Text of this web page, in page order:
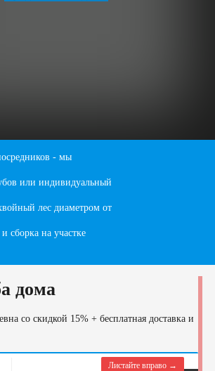
Сруб бани 8х8
- мы
или индивидуальный
лес диаметром от
сборка на участке
дома
со скидкой 15% + бесплатная доставка и
Листайте вправо →